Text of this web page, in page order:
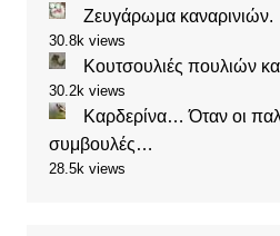
Ζευγάρωμα καναρινιών.
30.8k views
Κουτσουλιές πουλιών
30.2k views
Καρδερίνα… Όταν οι
συμβουλές…
28.5k views